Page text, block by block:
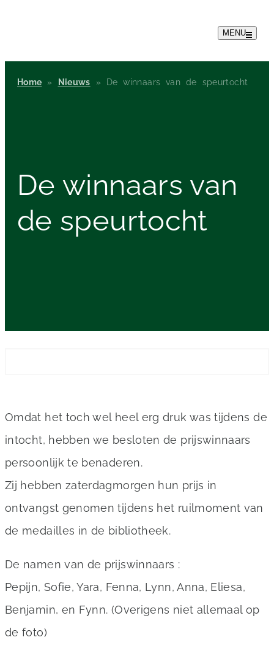
MENU
Home » Nieuws » De winnaars van de speurtocht
Dewinnaars van
de speurtocht
Omdat het toch wel heel erg druk was tijdens de
intocht, hebben we besloten de prijswinnaars
persoonlijk te benaderen.
Zij hebben zaterdagmorgen hun prijs in
ontvangst genomen tijdens het ruilmoment van
de medailles in de bibliotheek.
De namen van de prijswinnaars :
Pepijn, Sofie, Yara, Fenna, Lynn, Anna, Eliesa,
Benjamin, en Fynn. (Overigens niet allemaal op
de foto)